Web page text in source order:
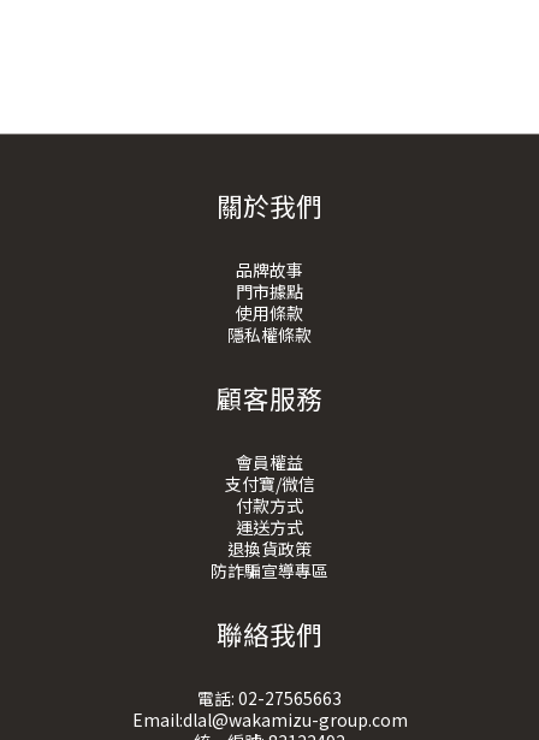
關於我們
品牌故事
門市據點
使用條款
隱私權條款
顧客服務
會員權益
支付寶/微信
付款方式
運送方式
退換貨政策
防詐騙宣導專區
聯絡我們
電話: 02-27565663
Email:dlal@wakamizu-group.com